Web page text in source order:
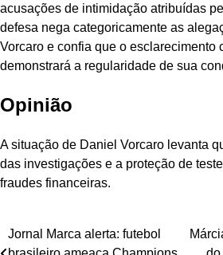
acusações de intimidação atribuídas
defesa nega categoricamente as
Vorcaro e confia que o esclarecimento
demonstrará a regularidade de sua
Opinião
A situação de Daniel Vorcaro levanta
das investigações e a proteção de
fraudes financeiras.
Navegação
Jornal Marca alerta: futebol